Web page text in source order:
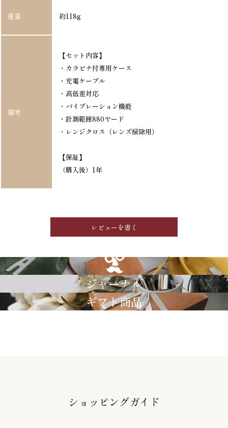
重量 約118g
備考
【セット内容】
・カラビナ付専用ケース
・充電ケーブル
・高低差対応
・バイブレーション機能
・計測範囲880ヤード
・レンジクロス（レンズ掃除用）
【保証】
（購入後）1年
レビューを書く
GRIMM LAB
ジャーナル
ギフト商品
ショッピングガイド